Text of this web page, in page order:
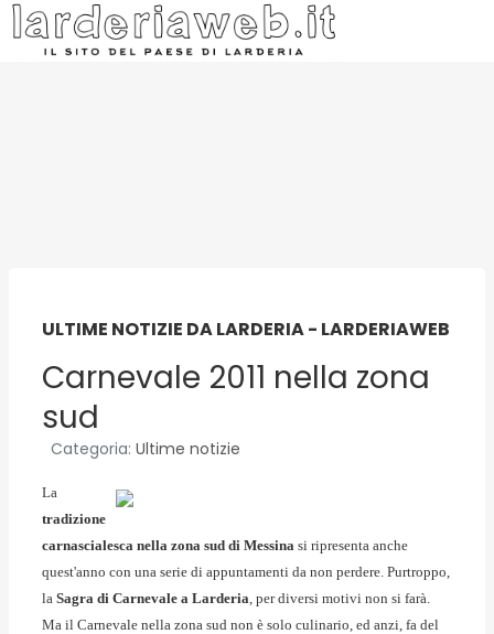
ULTIME NOTIZIE DA LARDERIA - LARDERIAWEB
Carnevale 2011 nella zona
sud
Categoria: Ultime notizie
La
tradizione
carnascialesca nella zona sud di Messina si ripresenta anche
quest'anno con una serie di appuntamenti da non perdere. Purtroppo,
la Sagra di Carnevale a Larderia, per diversi motivi non si farà.
Ma il Carnevale nella zona sud non è solo culinario, ed anzi, fa del